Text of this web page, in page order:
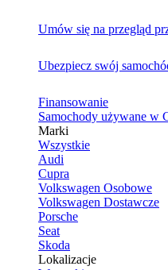
Umów się na przegląd
Ubezpiecz swój
Finansowanie
Samochody używane w
Marki
Wszystkie
Audi
Cupra
Volkswagen Osobowe
Volkswagen Dostawcze
Porsche
Seat
Skoda
Lokalizacje